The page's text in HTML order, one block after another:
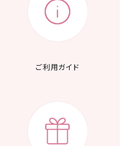
ご利用ガイド